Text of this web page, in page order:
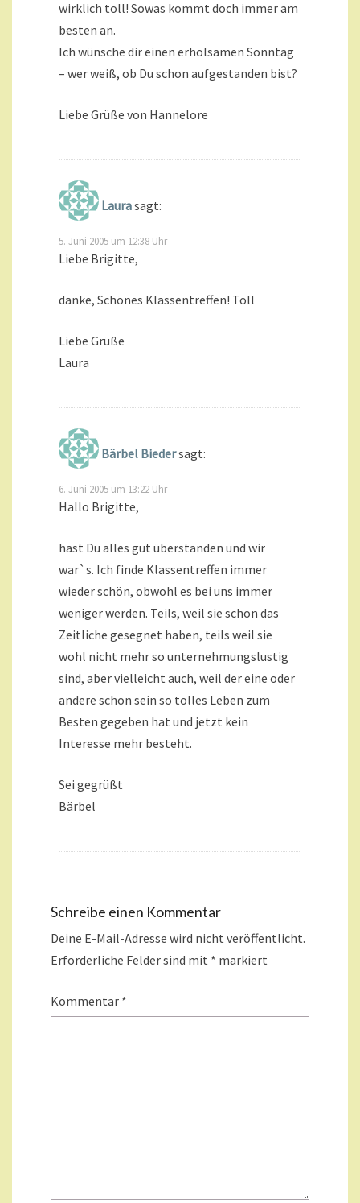
wirklich toll! Sowas kommt doch immer am
besten an.
Ich wünsche dir einen erholsamen Sonntag
– wer weiß, ob Du schon aufgestanden bist?
Liebe Grüße von Hannelore
Laurasagt:
5. Juni 2005 um 12:38 Uhr
Liebe Brigitte,
danke, Schönes Klassentreffen! Toll
Liebe Grüße
Laura
Bärbel Biedersagt:
6. Juni 2005 um 13:22 Uhr
Hallo Brigitte,
hast Du alles gut überstanden und wir
war`s. Ich finde Klassentreffen immer
wieder schön, obwohl es bei uns immer
weniger werden. Teils, weil sie schon das
Zeitliche gesegnet haben, teils weil sie
wohl nicht mehr so unternehmungslustig
sind, aber vielleicht auch, weil der eine oder
andere schon sein so tolles Leben zum
Besten gegeben hat und jetzt kein
Interesse mehr besteht.
Sei gegrüßt
Bärbel
Schreibe einen Kommentar
Deine E-Mail-Adresse wird nicht veröffentlicht.
Erforderliche Felder sind mit * markiert
Kommentar *